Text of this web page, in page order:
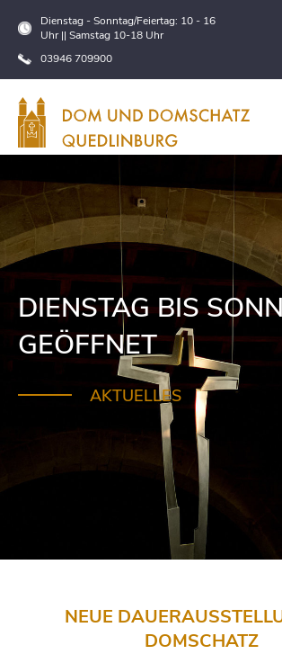
Dienstag - Sonntag/Feiertag: 10 - 16
Uhr || Samstag 10-18 Uhr
03946 709900
DIENSTAG BIS
GEÖFFNET
AKTUELLES
NEUE
DOMSCHATZ